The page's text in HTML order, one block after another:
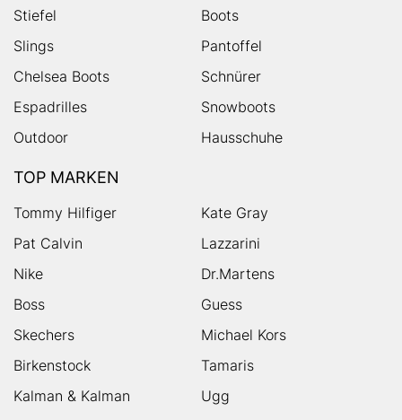
Stiefel
Boots
Slings
Pantoffel
Chelsea Boots
Schnürer
Espadrilles
Snowboots
Outdoor
Hausschuhe
TOP MARKEN
Tommy Hilfiger
Kate Gray
Pat Calvin
Lazzarini
Nike
Dr.Martens
Boss
Guess
Skechers
Michael Kors
Birkenstock
Tamaris
Kalman & Kalman
Ugg